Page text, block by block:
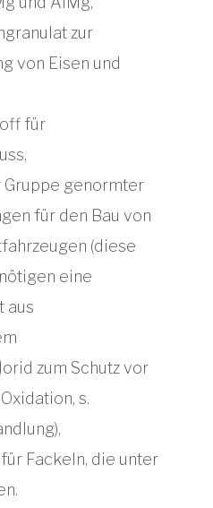
zur
von Eisen und
für
Gruppe genormter
für den Bau von
(diese
eine
aus
zum Schutz vor
s.
Fackeln, die unter